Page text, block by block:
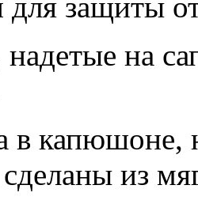
на
в капюшоне,
из